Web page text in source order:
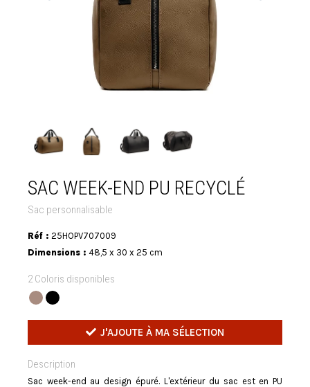
SAC WEEK-END PU RECYCLÉ
Sac personnalisable
Réf : 25HOPV707009
Dimensions : 48,5 x 30 x 25 cm
2 Coloris disponibles
J'AJOUTE À MA SÉLECTION
Description
Sac week-end au design épuré. L'extérieur du sac est en PU